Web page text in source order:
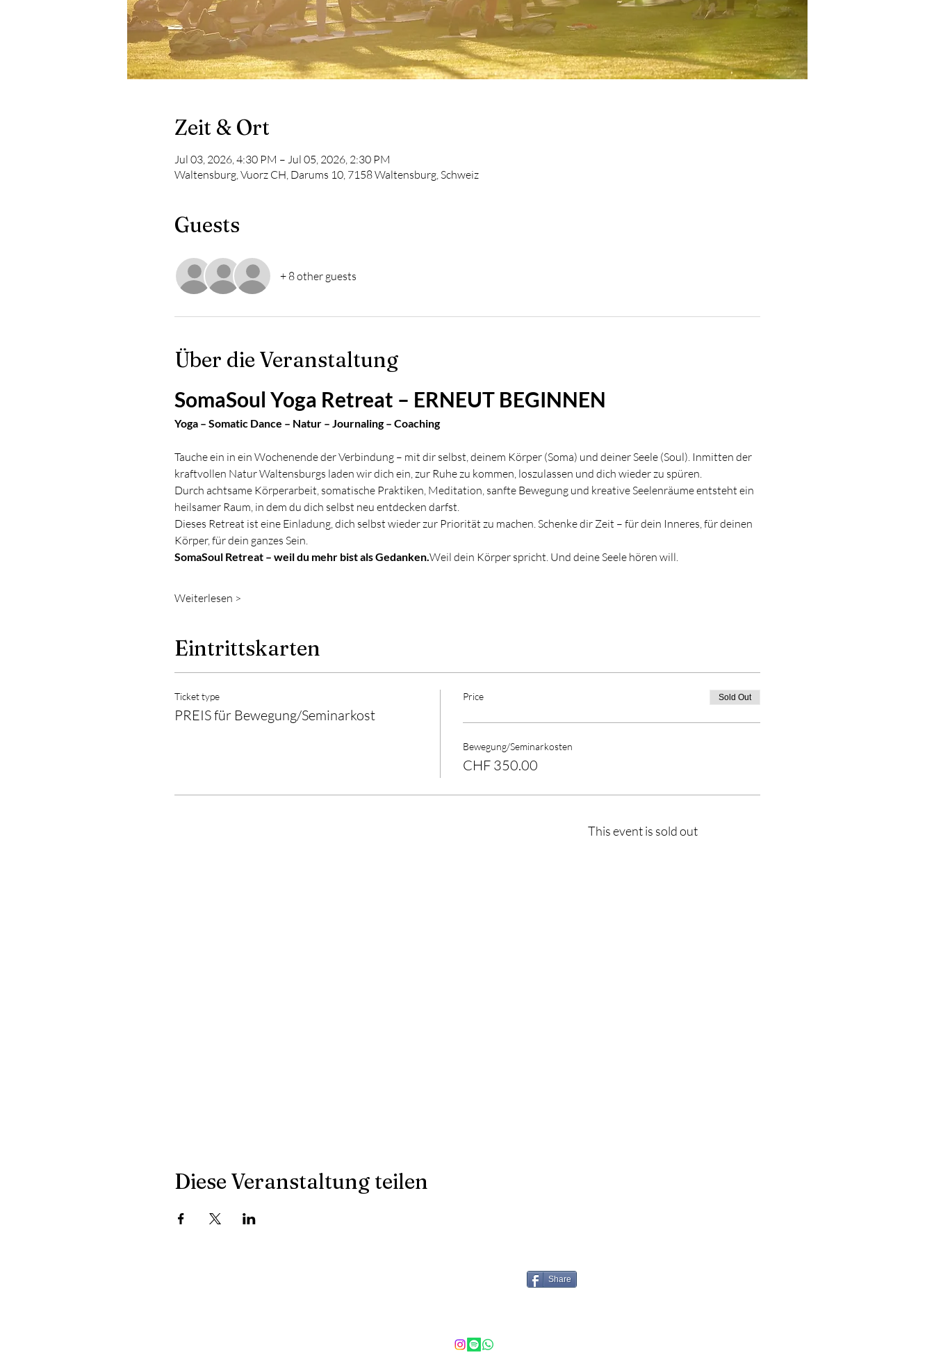
Zeit & Ort
Jul 03, 2026, 4:30 PM – Jul 05, 2026, 2:30 PM
Waltensburg, Vuorz CH, Darums 10, 7158 Waltensburg, Schweiz
Guests
+ 8 other guests
Über die Veranstaltung
SomaSoul Yoga Retreat – ERNEUT BEGINNEN
Yoga – Somatic Dance – Natur – Journaling – Coaching
Tauche ein in ein Wochenende der Verbindung – mit dir selbst, deinem Körper (Soma) und deiner Seele (Soul). Inmitten der
kraftvollen Natur Waltensburgs laden wir dich ein, zur Ruhe zu kommen, loszulassen und dich wieder zu spüren.
Durch achtsame Körperarbeit, somatische Praktiken, Meditation, sanfte Bewegung und kreative Seelenräume entsteht ein
heilsamer Raum, in dem du dich selbst neu entdecken darfst.
Dieses Retreat ist eine Einladung, dich selbst wieder zur Priorität zu machen. Schenke dir Zeit – für dein Inneres, für deinen
Körper, für dein ganzes Sein.
SomaSoul Retreat – weil du mehr bist als Gedanken. Weil dein Körper spricht. Und deine Seele hören will.
Weiterlesen >
Eintrittskarten
Ticket type
PREIS für Bewegung/Seminarkost
Price Sold Out
Bewegung/Seminarkosten
CHF 350.00
This event is sold out
Diese Veranstaltung teilen
Share